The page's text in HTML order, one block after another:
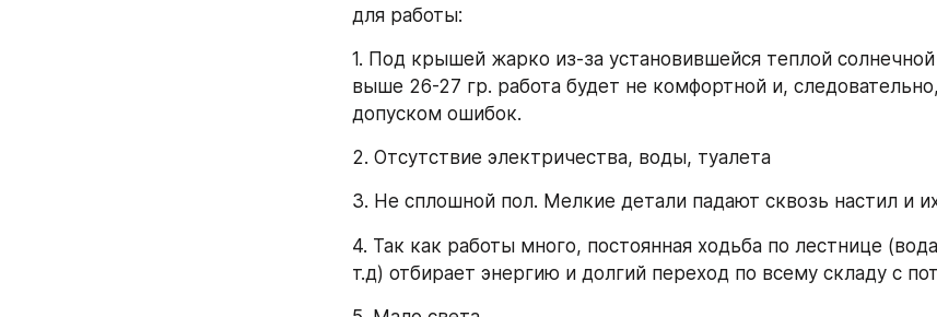
для работы:
1. Под крышей жарко из-за установившейся теплой
выше 26-27 гр. работа будет не комфортной и,
допуском ошибок.
2. Отсутствие электричества, воды, туалета
3. Не сплошной пол. Мелкие детали падают сквозь настил и
4. Так как работы много, постоянная ходьба по лестнице
т.д) отбирает энергию и долгий переход по всему складу с